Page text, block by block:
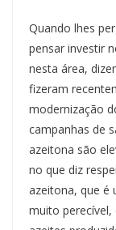
Quando lhes
pensar investir
nesta área,
fizeram
modernização
campanhas de
azeitona são
no que diz
azeitona, que é
muito perecível,